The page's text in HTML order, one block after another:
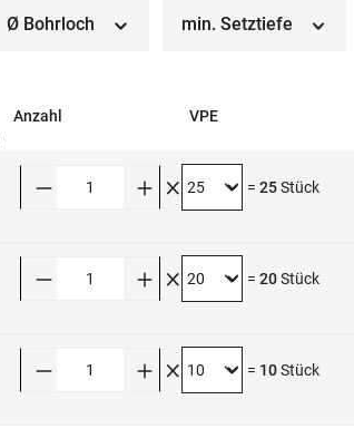
Ø Bohrloch min. Setztiefe
Anzahl VPE
= 25Stück
= 20Stück
= 10Stück